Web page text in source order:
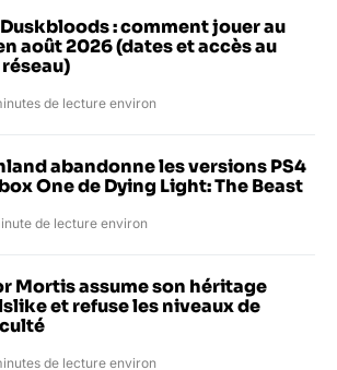
: comment jouer au
août 2026 (dates et accès au
de lecture environ
abandonne les versions PS4
One de Dying Light: The Beast
de lecture environ
Mortis assume son héritage
et refuse les niveaux de
de lecture environ